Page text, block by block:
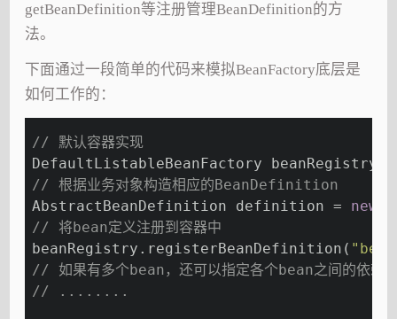
getBeanDefinition等注册管理BeanDefinition的方
法。
下面通过一段简单的代码来模拟BeanFactory底层是
如何工作的：
// 默认容器实现
DefaultListableBeanFactory beanRegistry
// 根据业务对象构造相应的BeanDefinition
AbstractBeanDefinition definition = new
// 将bean定义注册到容器中
beanRegistry.registerBeanDefinition(
// 如果有多个bean，还可以指定各个bean之间的依赖
// ........